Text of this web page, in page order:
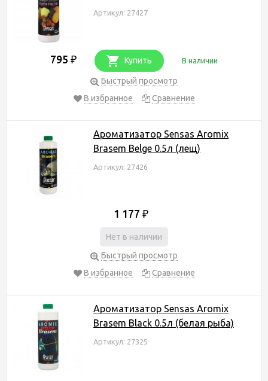
Артикул: 27427
795 ₽ Купить В наличии
Быстрый просмотр
В избранное
Сравнение
Ароматизатор Sensas Aromix
Brasem Belge 0.5л (лещ)
Артикул: 27426
1 177 ₽
Нет в наличии
Быстрый просмотр
В избранное
Сравнение
Ароматизатор Sensas Aromix
Brasem Black 0.5л (белая рыба)
Артикул: 27325